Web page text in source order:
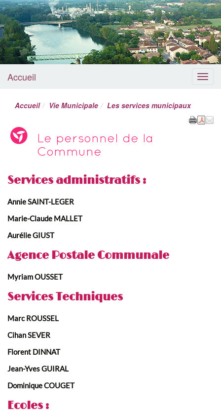
Menu
Accueil
Accueil Vie Municipale Les services municipaux
Le personnel de la
Commune
Services administratifs :
Annie SAINT-LEGER
Marie-Claude MALLET
Aurélie GIUST
Agence Postale Communale
Myriam OUSSET
Services Techniques
Marc ROUSSEL
Cihan SEVER
Florent DINNAT
Jean-Yves GUIRAL
Dominique COUGET
Ecoles :